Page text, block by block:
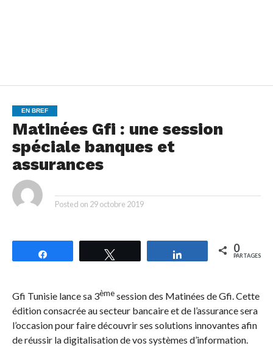
EN BREF
Matinées Gfi : une session
spéciale banques et
assurances
Posted on 29 octobre 2019
Partagez 0
PARTAGES
Gfi Tunisie lance sa 3èmesession des Matinées de Gfi. Cette
édition consacrée au secteur bancaire et de l’assurance sera
l’occasion pour faire découvrir ses solutions innovantes afin
de réussir la digitalisation de vos systèmes d’information.